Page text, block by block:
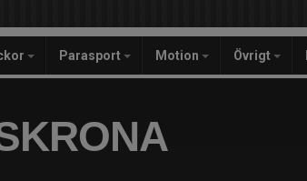
Parasport Motion Övrigt